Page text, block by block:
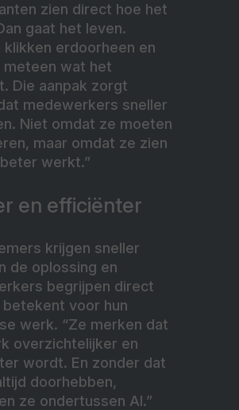
zien direct hoe het
gaat het leven.
klikken erdoorheen en
meteen wat het
Die aanpak zorgt
medewerkers sneller
Niet omdat ze moeten
maar omdat ze zien
werkt.”
en efficiënter
krijgen sneller
de oplossing en
begrijpen direct
voor hun
werk. “Ze merken dat
overzichtelijker en
wordt. En zonder dat
doorhebben,
ze ondertussen AI.”